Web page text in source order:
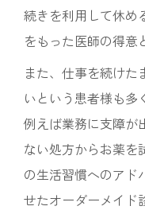
続きを利用して休め
をもった医師の得意
また、仕事を続けた
いという患者様も多
例えば業務に支障が
ない処方からお薬を
の生活習慣へのアド
せたオーダーメイド